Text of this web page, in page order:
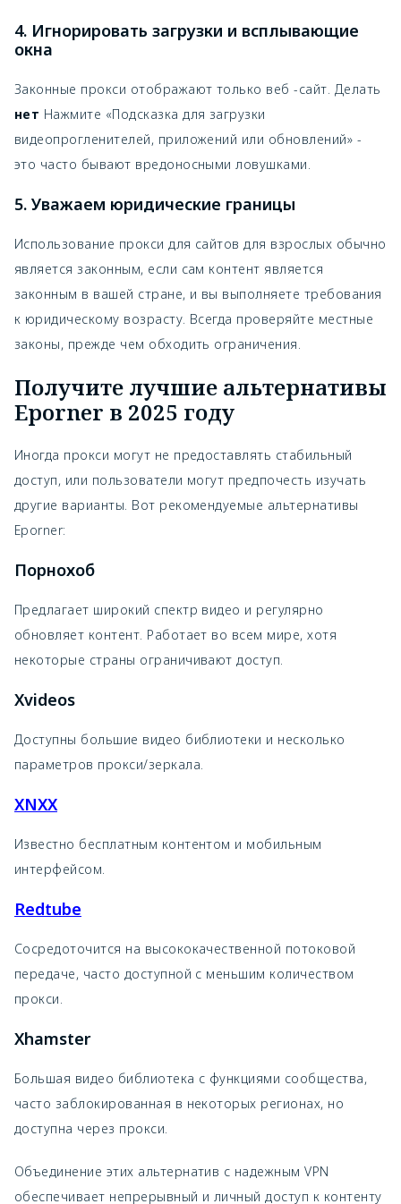
4. Игнорировать загрузки и всплывающие
окна
Законные прокси отображают только веб -сайт. Делать
нет Нажмите «Подсказка для загрузки
видеопрогленителей, приложений или обновлений» -
это часто бывают вредоносными ловушками.
5. Уважаем юридические границы
Использование прокси для сайтов для взрослых обычно
является законным, если сам контент является
законным в вашей стране, и вы выполняете требования
к юридическому возрасту. Всегда проверяйте местные
законы, прежде чем обходить ограничения.
Получите лучшие альтернативы
Eporner в 2025 году
Иногда прокси могут не предоставлять стабильный
доступ, или пользователи могут предпочесть изучать
другие варианты. Вот рекомендуемые альтернативы
Eporner:
Порнохоб
Предлагает широкий спектр видео и регулярно
обновляет контент. Работает во всем мире, хотя
некоторые страны ограничивают доступ.
Xvideos
Доступны большие видео библиотеки и несколько
параметров прокси/зеркала.
XNXX
Известно бесплатным контентом и мобильным
интерфейсом.
Redtube
Сосредоточится на высококачественной потоковой
передаче, часто доступной с меньшим количеством
прокси.
Xhamster
Большая видео библиотека с функциями сообщества,
часто заблокированная в некоторых регионах, но
доступна через прокси.
Объединение этих альтернатив с надежным VPN
обеспечивает непрерывный и личный доступ к контенту